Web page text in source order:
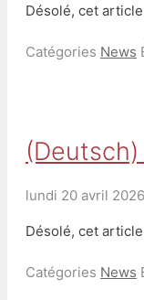
Désolé, cet
Catégories News
lundi 20 avril 2026
Désolé, cet
Catégories News